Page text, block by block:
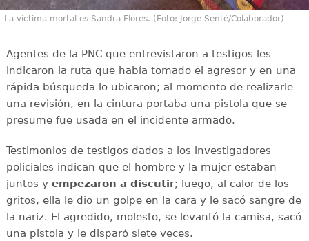
La víctima mortal es Sandra Flores. (Foto: Jorge Senté/Colaborador)
Agentes de la PNC que entrevistaron a testigos les
indicaron la ruta que había tomado el agresor y en una
rápida búsqueda lo ubicaron; al momento de realizarle
una revisión, en la cintura portaba una pistola que se
presume fue usada en el incidente armado.
Testimonios de testigos dados a los investigadores
policiales indican que el hombre y la mujer estaban
juntos y empezaron a discutir; luego, al calor de los
gritos, ella le dio un golpe en la cara y le sacó sangre de
la nariz. El agredido, molesto, se levantó la camisa, sacó
una pistola y le disparó siete veces.